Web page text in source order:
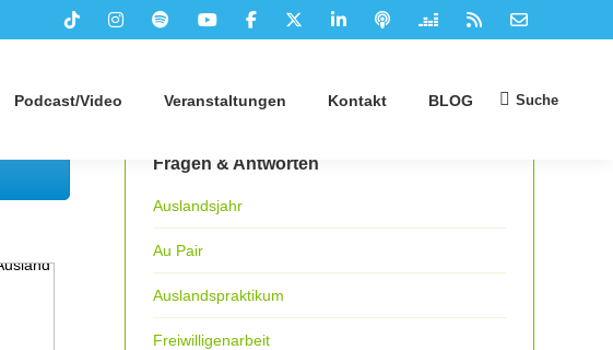
Podcast/Video Veranstaltungen Kontakt BLOG Suchen:
Suche
Fragen & Antworten
Auslandsjahr
Au Pair
Auslandspraktikum
Freiwilligenarbeit